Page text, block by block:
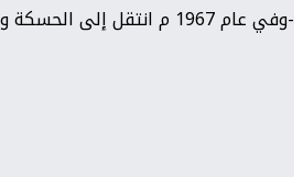
-وفي عام 1967 م انتقل إلى الحسكة وعين